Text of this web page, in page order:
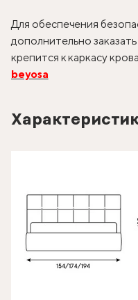
Для обеспечения
дополнительно
крепится к каркасу
beyosa